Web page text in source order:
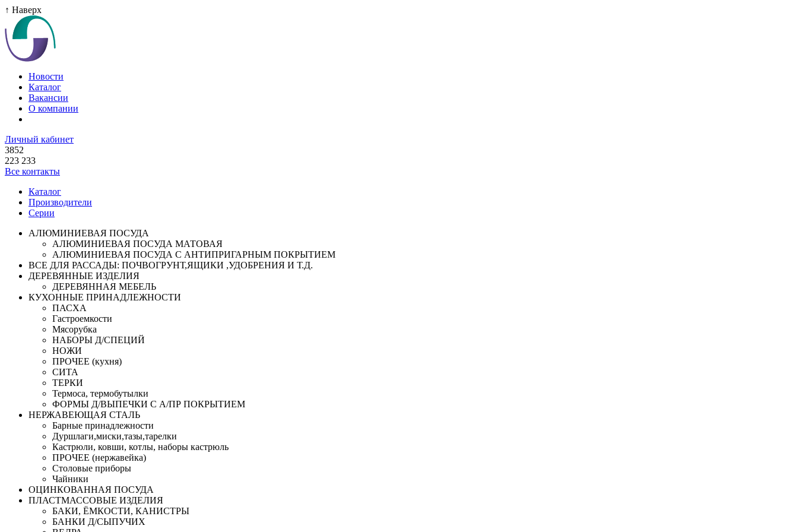
↑ Наверх
Новости
Каталог
Вакансии
О компании
Личный кабинет
3852
223 233
Все контакты
Каталог
Производители
Серии
АЛЮМИНИЕВАЯ ПОСУДА
АЛЮМИНИЕВАЯ ПОСУДА МАТОВАЯ
АЛЮМИНИЕВАЯ ПОСУДА С АНТИПРИГАРНЫМ ПОКРЫТИЕМ
ВСЕ ДЛЯ РАССАДЫ: ПОЧВОГРУНТ,ЯЩИКИ ,УДОБРЕНИЯ И Т.Д.
ДЕРЕВЯННЫЕ ИЗДЕЛИЯ
ДЕРЕВЯННАЯ МЕБЕЛЬ
КУХОННЫЕ ПРИНАДЛЕЖНОСТИ
ПАСХА
Гастроемкости
Мясорубка
НАБОРЫ Д/СПЕЦИЙ
НОЖИ
ПРОЧЕЕ (кухня)
СИТА
ТЕРКИ
Термоса, термобутылки
ФОРМЫ Д/ВЫПЕЧКИ С А/ПР ПОКРЫТИЕМ
НЕРЖАВЕЮЩАЯ СТАЛЬ
Барные принадлежности
Дуршлаги,миски,тазы,тарелки
Кастрюли, ковши, котлы, наборы кастрюль
ПРОЧЕЕ (нержавейка)
Столовые приборы
Чайники
ОЦИНКОВАННАЯ ПОСУДА
ПЛАСТМАССОВЫЕ ИЗДЕЛИЯ
БАКИ, ЁМКОСТИ, КАНИСТРЫ
БАНКИ Д/СЫПУЧИХ